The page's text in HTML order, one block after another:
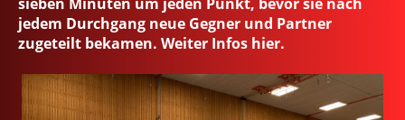
jedem Durchgang neue Gegner und Partner
zugeteilt bekamen. Weiter Infos hier.